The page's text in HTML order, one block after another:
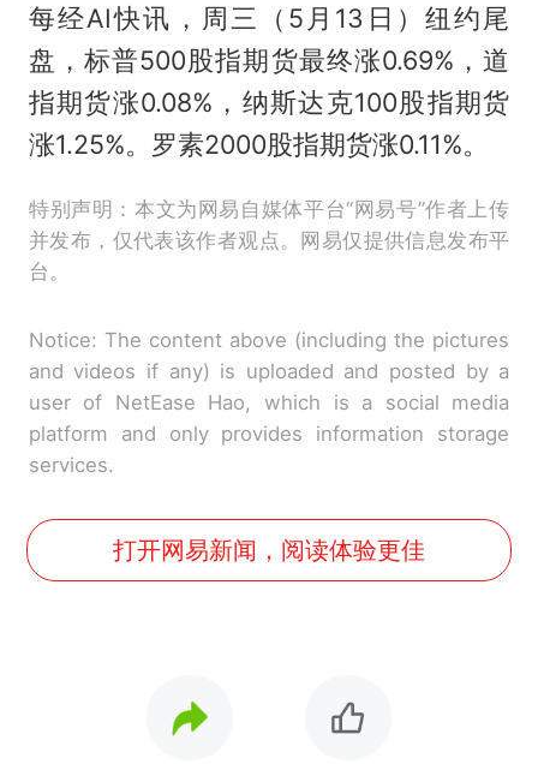
每经AI快讯，周三（5月13日）纽约尾
盘，标普500股指期货最终涨0.69%，道
指期货涨0.08%，纳斯达克100股指期货
涨1.25%。罗素2000股指期货涨0.11%。
特别声明：本文为网易自媒体平台“网易号”作者上传
并发布，仅代表该作者观点。网易仅提供信息发布平
台。
Notice: The content above (including the pictures
and videos if any) is uploaded and posted by a
user of NetEase Hao, which is a social media
platform and only provides information storage
services.
打开网易新闻，阅读体验更佳